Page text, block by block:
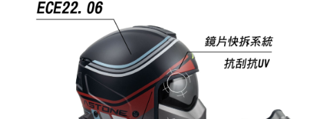
2.基於同意付款使用「大哥付你分期」之契約關係目的，商店將以您的個人
資料（包含姓名、電話或地址）提供予台灣大哥大進項蒐集、處理及利用，
由本公司與您本人進行分期帳單所需資料之確認、核對及更正。
3.完整用戶服務條款，請詳閱以下連結：https://oppay.tw/userRule
※ 交易是否成功請以「AFTEE先享後付 」之結帳頁面顯示為準，若有關於
是否繳費成功／繳費後需取消欲退款等相關疑問，請聯繫「AFTEE先享後付
https://netprotections.freshdesk.com/support/home
１．透過由恩沛科技股份有限公司提供之「AFTEE先享後付」服務完成之交
易，需依本服務之必要範圍內提供個人資料，並將交易相關給付款項請求債
權轉讓予恩沛科技股份有限公司。
２．關於個人資料處理事宜，請瀏覽以下網址：
付款後7-11取貨
每筆NT$80，滿NT$1,999(含以上)免運費
每筆NT$80，滿NT$1,999(含以上)免運費